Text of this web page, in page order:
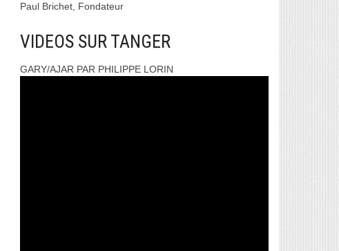
Paul Brichet, Fondateur
VIDEOS SUR TANGER
GARY/AJAR PAR PHILIPPE LORIN